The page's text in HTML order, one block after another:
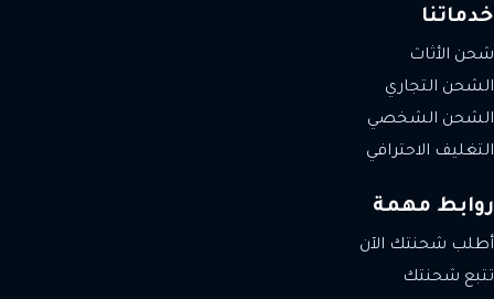
خدماتنا
شحن الأثاث
الشحن التجاري
الشحن الشخصي
التغليف الاحترافي
روابط مهمة
أطلب شحنتك الآن
تتبع شحنتك